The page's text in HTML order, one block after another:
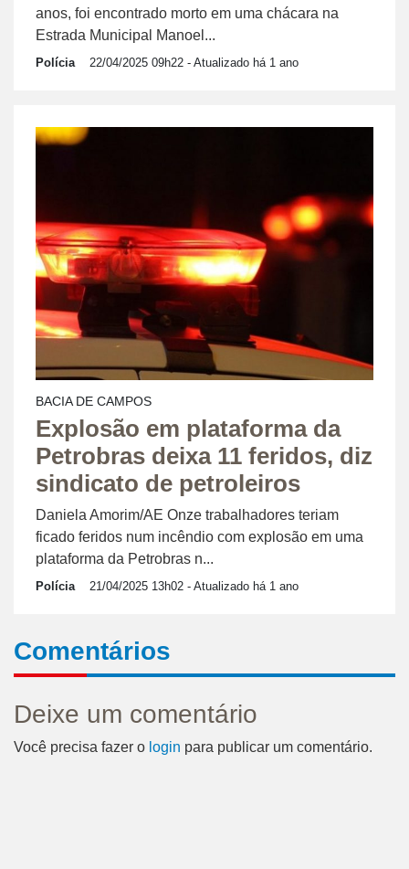
anos, foi encontrado morto em uma chácara na
Estrada Municipal Manoel...
Polícia 22/04/2025 09h22 - Atualizado há 1 ano
BACIA DE CAMPOS
Explosão em plataforma da
Petrobras deixa 11 feridos, diz
sindicato de petroleiros
Daniela Amorim/AE Onze trabalhadores teriam
ficado feridos num incêndio com explosão em uma
plataforma da Petrobras n...
Polícia 21/04/2025 13h02 - Atualizado há 1 ano
Comentários
Deixe um comentário
Você precisa fazer o login para publicar um comentário.